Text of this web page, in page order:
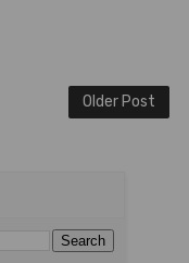
Older Post